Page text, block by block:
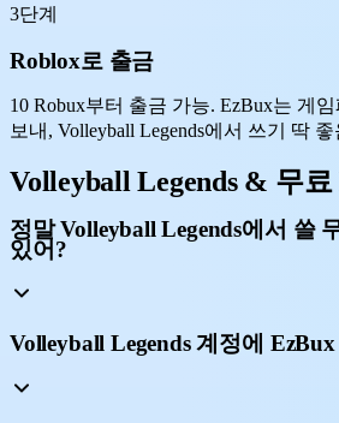
3단계
Roblox로 출금
10 Robux부터 출금 가능. EzBux는 게
보내, Volleyball Legends에서 쓰기 딱 좋
Volleyball Legends & 무
정말 Volleyball Legends에서 쓸
있어?
Volleyball Legends 계정에